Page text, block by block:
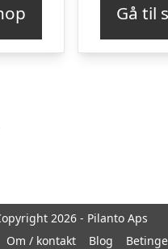
Gå til
2026 - Pilanto Aps
Om / kontakt Blog